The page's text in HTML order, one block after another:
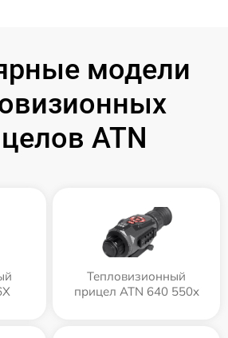
модели
ATN
Тепловизионный
прицел ATN 640 550x